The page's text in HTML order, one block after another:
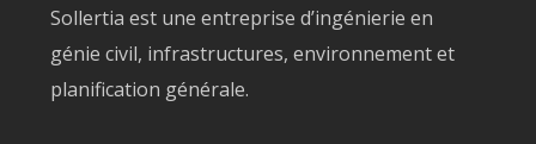
Sollertia est une entreprise d’ingénierie en
génie civil, infrastructures, environnement et
planification générale.